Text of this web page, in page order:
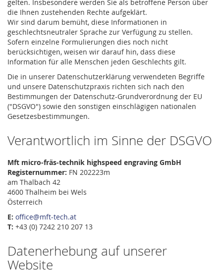
gelten. Insbesondere werden Sie als betroffene Person über
die Ihnen zustehenden Rechte aufgeklärt.
Wir sind darum bemüht, diese Informationen in
geschlechtsneutraler Sprache zur Verfügung zu stellen.
Sofern einzelne Formulierungen dies noch nicht
berücksichtigen, weisen wir darauf hin, dass diese
Information für alle Menschen jeden Geschlechts gilt.
Die in unserer Datenschutzerklärung verwendeten Begriffe
und unsere Datenschutzpraxis richten sich nach den
Bestimmungen der Datenschutz-Grundverordnung der EU
("DSGVO") sowie den sonstigen einschlägigen nationalen
Gesetzesbestimmungen.
Verantwortlich im Sinne der DSGVO
Mft micro-fräs-technik highspeed engraving GmbH
Registernummer: FN 202223m
am Thalbach 42
4600 Thalheim bei Wels
Österreich
E: office@mft-tech.at
T: +43 (0) 7242 210 207 13
Datenerhebung auf unserer
Website